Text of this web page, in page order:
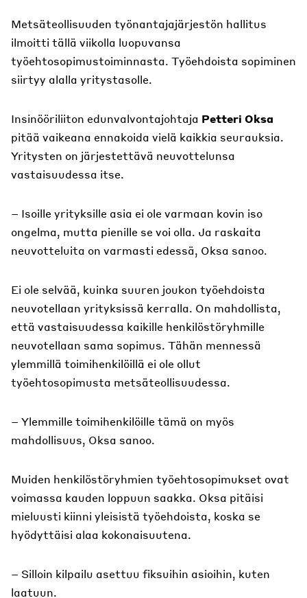
Metsäteollisuuden työnantajajärjestön hallitus
ilmoitti tällä viikolla luopuvansa
työehtosopimustoiminnasta. Työehdoista sopiminen
siirtyy alalla yritystasolle.
Insinööriliiton edunvalvontajohtaja Petteri Oksa
pitää vaikeana ennakoida vielä kaikkia seurauksia.
Yritysten on järjestettävä neuvottelunsa
vastaisuudessa itse.
– Isoille yrityksille asia ei ole varmaan kovin iso
ongelma, mutta pienille se voi olla. Ja raskaita
neuvotteluita on varmasti edessä, Oksa sanoo.
Ei ole selvää, kuinka suuren joukon työehdoista
neuvotellaan yrityksissä kerralla. On mahdollista,
että vastaisuudessa kaikille henkilöstöryhmille
neuvotellaan sama sopimus. Tähän mennessä
ylemmillä toimihenkilöillä ei ole ollut
työehtosopimusta metsäteollisuudessa.
– Ylemmille toimihenkilöille tämä on myös
mahdollisuus, Oksa sanoo.
Muiden henkilöstöryhmien työehtosopimukset ovat
voimassa kauden loppuun saakka. Oksa pitäisi
mieluusti kiinni yleisistä työehdoista, koska se
hyödyttäisi alaa kokonaisuutena.
– Silloin kilpailu asettuu fiksuihin asioihin, kuten
laatuun.